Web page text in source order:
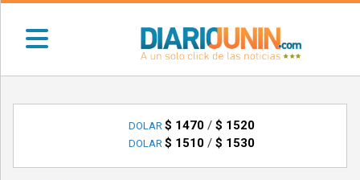
DOLAR $ 1470/ $ 1520
DOLAR $ 1510/ $ 1530